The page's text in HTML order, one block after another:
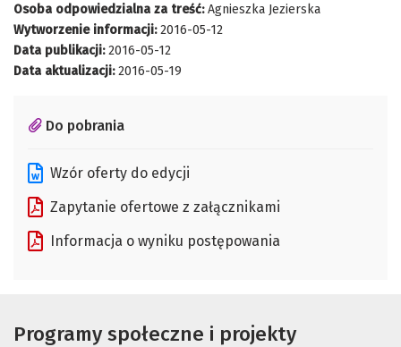
Osoba odpowiedzialna za treść:Agnieszka Jezierska
Wytworzenie informacji:2016-05-12
Data publikacji:2016-05-12
Data aktualizacji:2016-05-19
Do pobrania
Wzór oferty do edycji
Zapytanie ofertowe z załącznikami
Informacja o wyniku postępowania
Programy społeczne i projekty